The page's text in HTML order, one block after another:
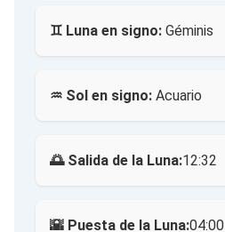
♊ Luna en signo: Géminis
♒ Sol en signo: Acuario
🌅 Salida de la Luna:12:32
🌇 Puesta de la Luna:04:00